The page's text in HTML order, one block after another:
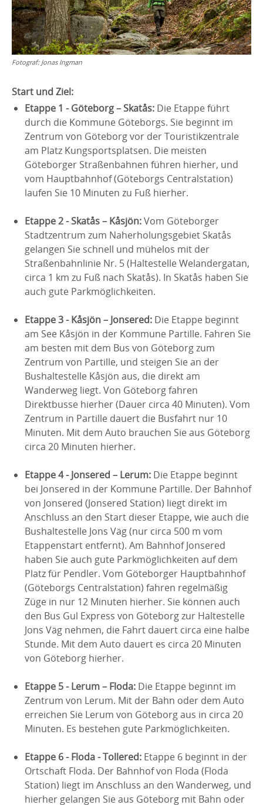
Fotograf: Jonas Ingman
Start und Ziel:
Etappe 1 - Göteborg – Skatås: Die Etappe führt
durch die Kommune Göteborgs. Sie beginnt im
Zentrum von Göteborg vor der Touristikzentrale
am Platz Kungsportsplatsen. Die meisten
Göteborger Straßenbahnen führen hierher, und
vom Hauptbahnhof (Göteborgs Centralstation)
laufen Sie 10 Minuten zu Fuß hierher.
Etappe 2 - Skatås – Kåsjön:Vom Göteborger
Stadtzentrum zum Naherholungsgebiet Skatås
gelangen Sie schnell und mühelos mit der
Straßenbahnlinie Nr. 5 (Haltestelle Welandergatan,
circa 1 km zu Fuß nach Skatås). In Skatås haben Sie
auch gute Parkmöglichkeiten.
Etappe 3 - Kåsjön – Jonsered: Die Etappe beginnt
am See Kåsjön in der Kommune Partille. Fahren Sie
am besten mit dem Bus von Göteborg zum
Zentrum von Partille, und steigen Sie an der
Bushaltestelle Kåsjön aus, die direkt am
Wanderweg liegt. Von Göteborg fahren
Direktbusse hierher (Dauer circa 40 Minuten). Vom
Zentrum in Partille dauert die Busfahrt nur 10
Minuten. Mit dem Auto brauchen Sie aus Göteborg
circa 20 Minuten hierher.
Etappe 4 - Jonsered – Lerum: Die Etappe beginnt
bei Jonsered in der Kommune Partille. Der Bahnhof
von Jonsered (Jonsered Station) liegt direkt im
Anschluss an den Start dieser Etappe, wie auch die
Bushaltestelle Jons Väg (nur circa 500 m vom
Etappenstart entfernt). Am Bahnhof Jonsered
haben Sie auch gute Parkmöglichkeiten auf dem
Platz für Pendler. Vom Göteborger Hauptbahnhof
(Göteborgs Centralstation) fahren regelmäßig
Züge in nur 12 Minuten hierher. Sie können auch
den Bus Gul Express von Göteborg zur Haltestelle
Jons Väg nehmen, die Fahrt dauert circa eine halbe
Stunde. Mit dem Auto dauert es circa 20 Minuten
von Göteborg hierher.
Etappe 5 - Lerum – Floda: Die Etappe beginnt im
Zentrum von Lerum. Mit der Bahn oder dem Auto
erreichen Sie Lerum von Göteborg aus in circa 20
Minuten. Es bestehen gute Parkmöglichkeiten.
Etappe 6 - Floda - Tollered: Etappe 6 beginnt in der
Ortschaft Floda. Der Bahnhof von Floda (Floda
Station) liegt im Anschluss an den Wanderweg, und
hierher gelangen Sie aus Göteborg mit Bahn oder